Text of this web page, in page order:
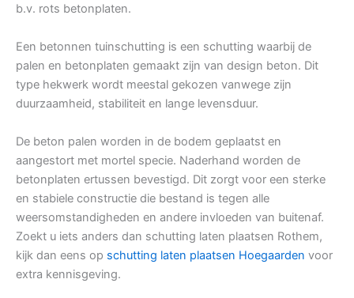
b.v. rots betonplaten.
Een betonnen tuinschutting is een schutting waarbij de
palen en betonplaten gemaakt zijn van design beton. Dit
type hekwerk wordt meestal gekozen vanwege zijn
duurzaamheid, stabiliteit en lange levensduur.
De beton palen worden in de bodem geplaatst en
aangestort met mortel specie. Naderhand worden de
betonplaten ertussen bevestigd. Dit zorgt voor een sterke
en stabiele constructie die bestand is tegen alle
weersomstandigheden en andere invloeden van buitenaf.
Zoekt u iets anders dan schutting laten plaatsen Rothem,
kijk dan eens op schutting laten plaatsen Hoegaarden voor
extra kennisgeving.